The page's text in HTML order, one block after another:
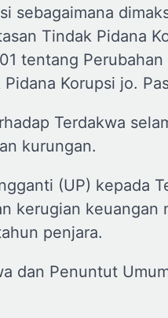
sebagaimana
Tindak Pidana
tentang
Korupsi jo.
Terdakwa
kurungan.
(UP) kepada
kerugian keuangan
penjara.
dan Penuntut